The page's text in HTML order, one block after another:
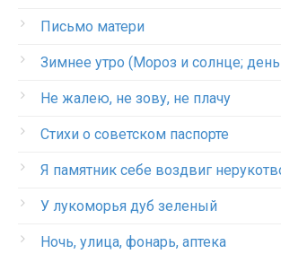
Письмо матери
Зимнее утро (Мороз и солнце;
Не жалею, не зову, не плачу
Стихи о советском паспорте
Я памятник себе воздвиг
У лукоморья дуб зеленый
Ночь, улица, фонарь, аптека